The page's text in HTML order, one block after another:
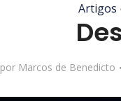
Artigos
por Marcos de Benedicto